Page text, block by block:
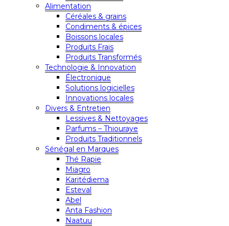
Alimentation
Céréales & grains
Condiments & épices
Boissons locales
Produits Frais
Produits Transformés
Technologie & Innovation
Électronique
Solutions logicielles
Innovations locales
Divers & Entretien
Lessives & Nettoyages
Parfums – Thiouraye
Produits Traditionnels
Sénégal en Marques
Thé Rapie
Miagro
Karitédiema
Esteval
Abel
Anta Fashion
Naatuu